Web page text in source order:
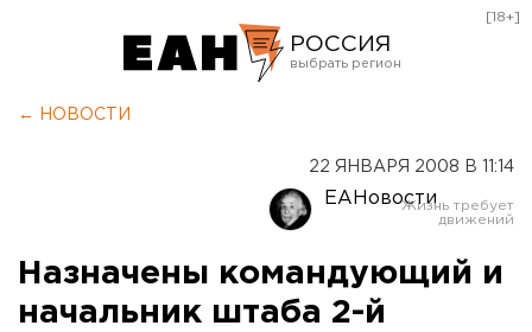
РОССИЯ
Оренбург
[18+]
← НОВОСТИ
22 ЯНВАРЯ 2008 В 11:14
ЕАНовости
Назначены командующий и
начальник штаба 2-й